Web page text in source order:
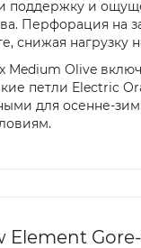
и
Перфорация на
снижая нагрузку
Medium Olive
петли Electric
для осенне-